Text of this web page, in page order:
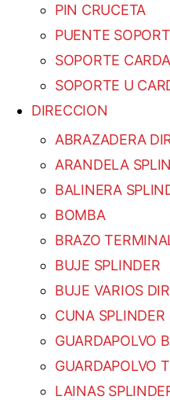
PIN CRUCETA
PUENTE
SOPORTE
SOPORTE U
DIRECCION
ABRAZADERA
ARANDELA
BALINERA
BOMBA
BRAZO
BUJE SPLINDER
BUJE VARIOS
CUNA SPLINDER
GUARDAPOLVO
GUARDAPOLVO
LAINAS